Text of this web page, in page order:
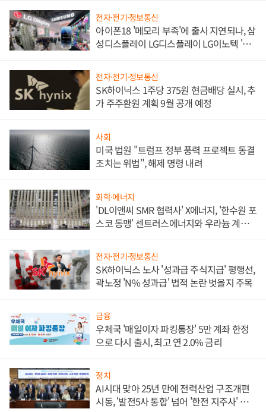
전자·전기·정보통신
아이폰18 '메모리 부족'에 출시 지연되나, 삼
성디스플레이 LG디스플레이 LG이노텍 '탈
전자·전기·정보통신
SK하이닉스 1주당 375원 현금배당 실시, 추
가 주주환원 계획 9월 공개 예정
사회
미국 법원 "트럼프 정부 풍력 프로젝트 동결
조치는 위법", 해제 명령 내려
화학·에너지
'DL이앤씨 SMR 협력사' X에너지, '한수원 포
스코 동맹' 센트러스에너지와 우라늄 계약
전자·전기·정보통신
SK하이닉스 노사 '성과급 주식지급' 평행선,
곽노정 'N% 성과급' 법적 논란 벗을지 주목
금융
우체국 '매일이자 파킹통장' 5만 계좌 한정
으로 다시 출시, 최고 연 2.0% 금리
정치
AI시대 맞아 25년 만에 전력산업 구조개편
시동, '발전5사 통합' 넘어 '한전 지주사' 재편